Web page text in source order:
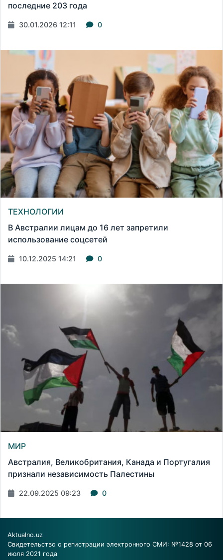
последние 203 года
30.01.2026 12:11 0
ТЕХНОЛОГИИ
В Австралии лицам до 16 лет запретили
использование соцсетей
10.12.2025 14:21 0
МИР
Австралия, Великобритания, Канада и Португалия
признали независимость Палестины
22.09.2025 09:23 0
Aktualno.uz
Свидетельство о регистрации электронного СМИ: №1428 от 06
июля 2021 года